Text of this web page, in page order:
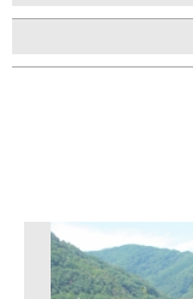
ละเอียด
เกี่ยว
ศูนย์